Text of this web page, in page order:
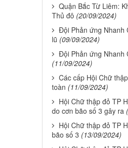
Quận Bắc Từ Liêm:
Thủ đô (20/09/2024)
Đội Phản ứng Nhanh
lũ (09/09/2024)
Đội Phản ứng Nhanh
(11/09/2024)
Các cấp Hội Chữ
toàn (11/09/2024)
Hội Chữ thập đỏ TP
do cơn bão số 3 gây ra
Hội Chữ thập đỏ TP
bão số 3 (13/09/2024)